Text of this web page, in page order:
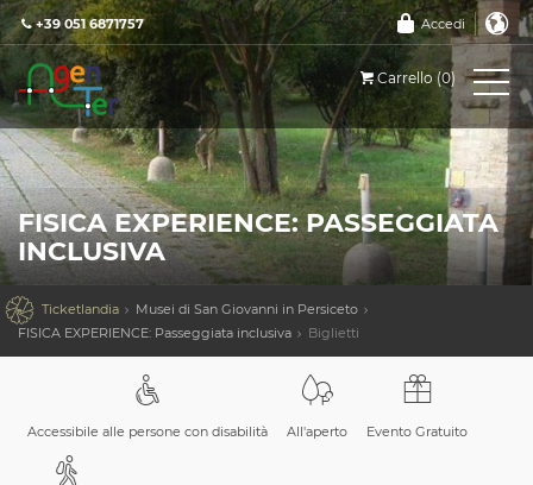
+39 051 6871757 Accedi
Carrello (0)
FISICA EXPERIENCE: PASSEGGIATA
INCLUSIVA
 Ticketlandia
Musei di San Giovanni in Persiceto
FISICA EXPERIENCE: Passeggiata inclusiva
Biglietti
Accessibile alle persone con disabilità All'aperto Evento Gratuito